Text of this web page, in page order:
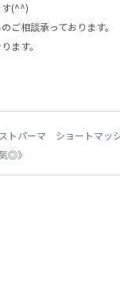
す(^^)
ご相談承っております。
ます。
トパーマ ショートマッ
◎》